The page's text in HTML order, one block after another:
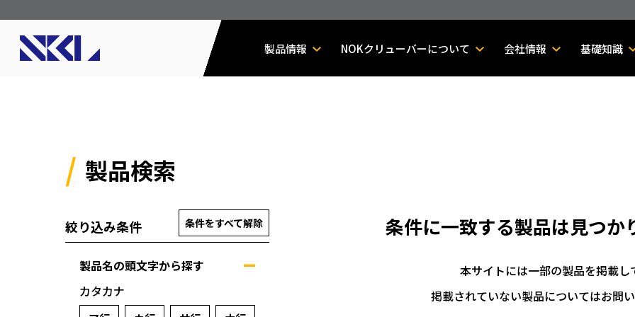
製品情報 NOKクリューバーについて 会社情報 基礎知識
製品検索
絞り込み条件 条件をすべて解除
製品名の頭文字から探す
カタカナ
条件に一致する製品は見つか
本サイトには一部の製品を掲載し
掲載されていない製品についてはお問